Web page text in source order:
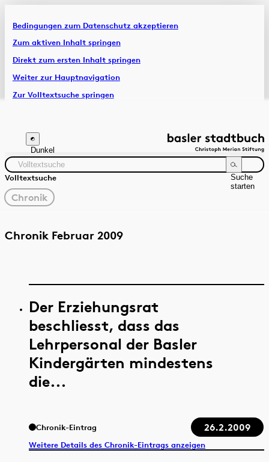
Bedingungen zum Datenschutz akzeptieren
Zum aktiven Inhalt springen
Direkt zum ersten Inhalt springen
Weiter zur Hauptnavigation
Zur Volltextsuche springen
Artikel & Dossiers
Chronik
Dunkel
Volltextsuche
Suche
starten
gewählter
Filter
Chronik
Quelle Zeitraum
Chronik Februar 2009
Der Erziehungsrat
beschliesst, dass das
Lehrpersonal der Basler
Kindergärten mindestens
die...
Chronik-Eintrag 26.2.2009
Weitere Details des Chronik-Eintrags anzeigen